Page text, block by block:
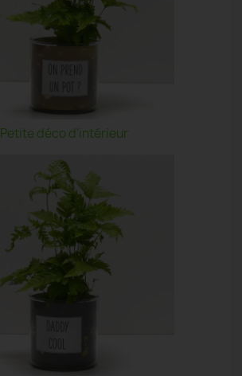
Petite déco d'intérieur